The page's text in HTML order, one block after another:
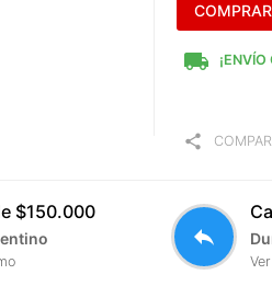
COMPRAR
local_shipping
share
$150.000
reply